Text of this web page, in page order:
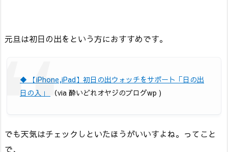
元旦は初日の出をという方におすすめです。
◆ 【iPhone,iPad】初日の出ウォッチをサポート「日の出
日の入」
（via 酔いどれオヤジのブログwp )
でも天気はチェックしといたほうがいいすよね。ってこと
で、